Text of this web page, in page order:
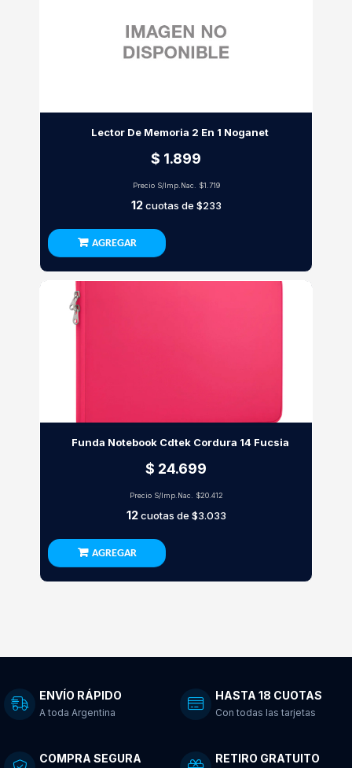
Lector De Memoria 2 En 1 Noganet
$ 1.899
Precio S/Imp.Nac. $1.719
12cuotas de $233
AGREGAR
Funda Notebook Cdtek Cordura 14 Fucsia
$ 24.699
Precio S/Imp.Nac. $20.412
12cuotas de $3.033
AGREGAR
ENVÍO RÁPIDO
A toda Argentina
HASTA 18 CUOTAS
Con todas las tarjetas
COMPRA SEGURA RETIRO GRATUITO